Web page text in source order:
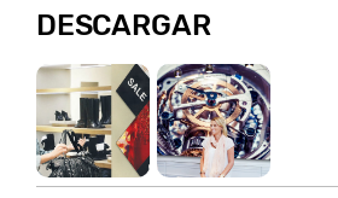
DESCARGAR